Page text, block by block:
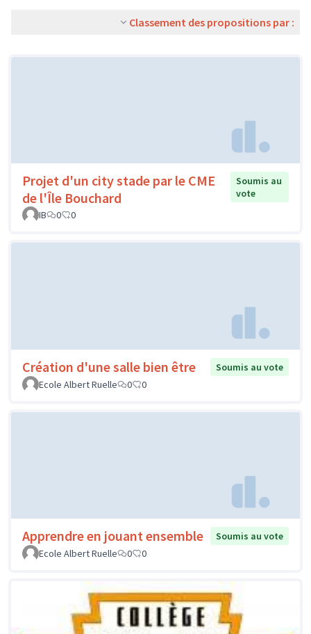
Classement des propositions par :
Projet d'un city stade par le CME
de l'Île Bouchard
Soumis au
vote
IB
0 0
Création d'une salle bien être
Soumis au vote
Ecole Albert Ruelle
0 0
Apprendre en jouant ensemble
Soumis au vote
Ecole Albert Ruelle
0 0